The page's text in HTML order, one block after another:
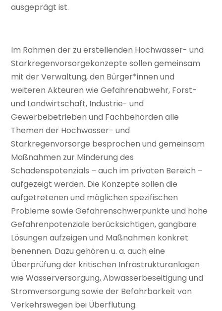
ausgeprägt ist.
Im Rahmen der zu erstellenden Hochwasser- und
Starkregenvorsorgekonzepte sollen gemeinsam
mit der Verwaltung, den Bürger*innen und
weiteren Akteuren wie Gefahrenabwehr, Forst-
und Landwirtschaft, Industrie- und
Gewerbebetrieben und Fachbehörden alle
Themen der Hochwasser- und
Starkregenvorsorge besprochen und gemeinsam
Maßnahmen zur Minderung des
Schadenspotenzials – auch im privaten Bereich –
aufgezeigt werden. Die Konzepte sollen die
aufgetretenen und möglichen spezifischen
Probleme sowie Gefahrenschwerpunkte und hohe
Gefahrenpotenziale berücksichtigen, gangbare
Lösungen aufzeigen und Maßnahmen konkret
benennen. Dazu gehören u. a. auch eine
Überprüfung der kritischen Infrastrukturanlagen
wie Wasserversorgung, Abwasserbeseitigung und
Stromversorgung sowie der Befahrbarkeit von
Verkehrswegen bei Überflutung.